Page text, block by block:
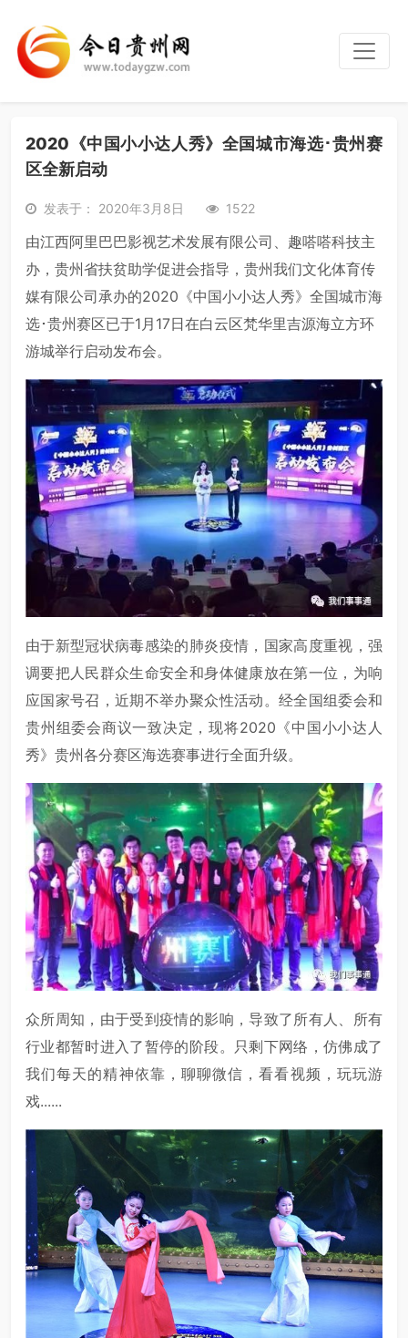
2020《中国小小达人秀》全国城市海选･贵州赛
区全新启动
发表于： 2020年3月8日 1522
由江西阿里巴巴影视艺术发展有限公司、趣嗒嗒科技主
办，贵州省扶贫助学促进会指导，贵州我们文化体育传
媒有限公司承办的2020《中国小小达人秀》全国城市海
选･贵州赛区已于1月17日在白云区梵华里吉源海立方环
游城举行启动发布会。
由于新型冠状病毒感染的肺炎疫情，国家高度重视，强
调要把人民群众生命安全和身体健康放在第一位，为响
应国家号召，近期不举办聚众性活动。经全国组委会和
贵州组委会商议一致决定，现将2020《中国小小达人
秀》贵州各分赛区海选赛事进行全面升级。
众所周知，由于受到疫情的影响，导致了所有人、所有
行业都暂时进入了暂停的阶段。只剩下网络，仿佛成了
我们每天的精神依靠，聊聊微信，看看视频，玩玩游
戏......